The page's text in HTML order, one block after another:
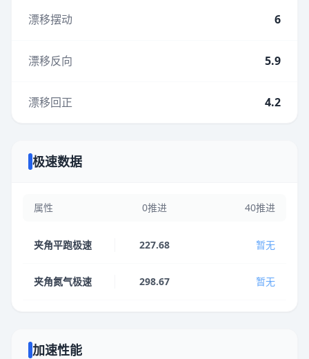
漂移摆动 6
漂移反向 5.9
漂移回正 4.2
极速数据
属性 0推进 40推进
夹角平跑极速 227.68 暂无
夹角氮气极速 298.67 暂无
加速性能